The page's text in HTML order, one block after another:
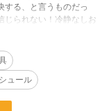
する、と言うものだっ
じられない！冷静なしお
る」こと。最初は普通
いき・・・？
ュール